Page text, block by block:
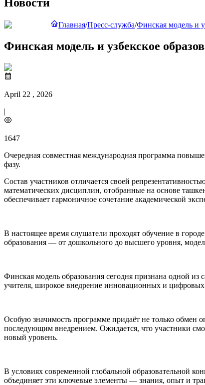
Новости
Главная/Пресс-служба/Финская модель и
Финская модель и узбекское
April 22 , 2026
|
1647
Очередная совместная международная программа
фазу.
Состав участников отличается своей
математических дисциплин, отобранные на основе
обеспечивает гармоничное сочетание академической
В настоящее время слушатели проходят обучение в
образования — от дошкольного до высшего уровня,
Финская модель образования сегодня признана одной
учителя, широкое внедрение инновационных и
Особую значимость программе придаёт не только обмен
последующим внедрением. Ожидается, что участники
новый уровень.
В условиях современной глобальной образовательной
объединяет эти ключевые элементы — знания, опыт и